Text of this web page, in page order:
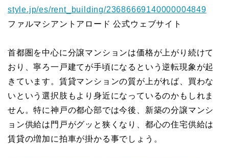
style.jp/es/rent_building/23686669140000004849
ファルマシアントアロード 公式ウェブサイト
首都圏を中心に分譲マンションは価格が上がり続けて
おり、寧ろ一戸建てが手頃になるという逆転現象が起
きています。賃貸マンションの質が上がれば、買わな
いという選択肢もより身近になっているのかもしれま
せん。特に神戸の都心部では今後、新築の分譲マンシ
ョン供給は門戸がグッと狭くなり、都心の住宅供給は
賃貸の増加に拍車が掛かる事でしょう。